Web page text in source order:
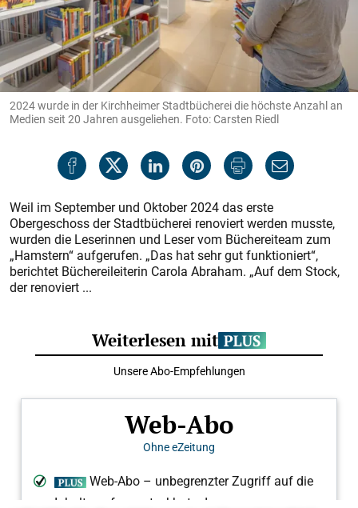
2024 wurde in der Kirchheimer Stadtbücherei die höchste Anzahl an
Medien seit 20 Jahren ausgeliehen. Foto: Carsten Riedl
Weil im September und Oktober 2024 das erste
Obergeschoss der Stadtbücherei renoviert werden musste,
wurden die Leserinnen und Leser vom Büchereiteam zum
„Hamstern“ aufgerufen. „Das hat sehr gut funktioniert“,
berichtet Büchereileiterin Carola Abraham. „Auf dem Stock,
der renoviert ...